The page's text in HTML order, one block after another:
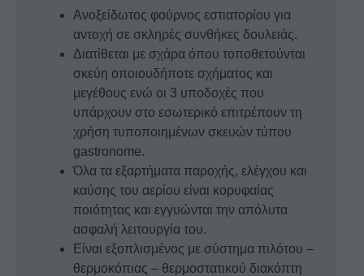
Aνοξείδωτος φούρνος εστιατορίου για
αντοχή σε σκληρές συνθήκες δουλειάς.
Διατίθεται με σχάρα όπου τοποθετούνται
σκεύη οποιουδήποτε σχήματος και
μεγέθους ενώ οι 3 υποδοχές που
υπάρχουν στο εσωτερικό επιτρέπουν τη
χρήση τυποποιημένων σκευών τύπου
gastronome.
Όλα τα εξαρτήματα παροχής, ελέγχου και
καύσης του αερίου είναι κορυφαίας
ποιότητας και εγγυώνται την απόλυτα
ασφαλή λειτουργία του.
Είναι εξοπλισμένος με σύστημα πιλότου –
θερμοκόπιας – θερμοστατικού διακόπτη